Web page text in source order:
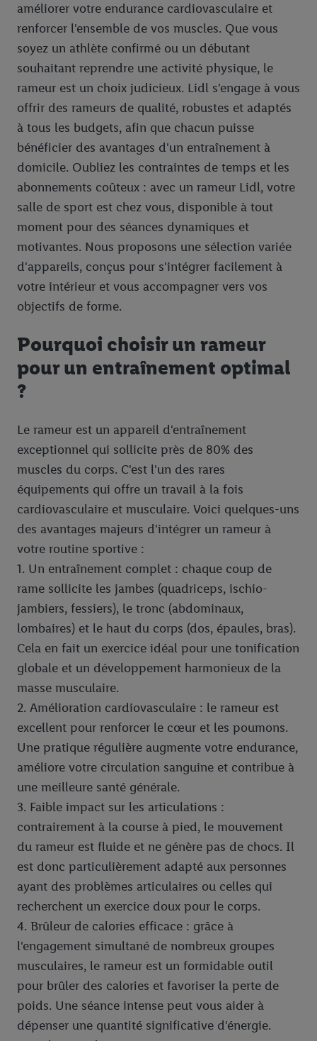
améliorer votre endurance cardiovasculaire et
renforcer l'ensemble de vos muscles. Que vous
soyez un athlète confirmé ou un débutant
souhaitant reprendre une activité physique, le
rameur est un choix judicieux. Lidl s'engage à vous
offrir des rameurs de qualité, robustes et adaptés
à tous les budgets, afin que chacun puisse
bénéficier des avantages d'un entraînement à
domicile. Oubliez les contraintes de temps et les
abonnements coûteux : avec un rameur Lidl, votre
salle de sport est chez vous, disponible à tout
moment pour des séances dynamiques et
motivantes. Nous proposons une sélection variée
d'appareils, conçus pour s'intégrer facilement à
votre intérieur et vous accompagner vers vos
objectifs de forme.
Pourquoi choisir un rameur
pour un entraînement optimal
?
Le rameur est un appareil d'entraînement
exceptionnel qui sollicite près de 80% des
muscles du corps. C'est l'un des rares
équipements qui offre un travail à la fois
cardiovasculaire et musculaire. Voici quelques-uns
des avantages majeurs d'intégrer un rameur à
votre routine sportive :
1. Un entraînement complet : chaque coup de
rame sollicite les jambes (quadriceps, ischio-
jambiers, fessiers), le tronc (abdominaux,
lombaires) et le haut du corps (dos, épaules, bras).
Cela en fait un exercice idéal pour une tonification
globale et un développement harmonieux de la
masse musculaire.
2. Amélioration cardiovasculaire : le rameur est
excellent pour renforcer le cœur et les poumons.
Une pratique régulière augmente votre endurance,
améliore votre circulation sanguine et contribue à
une meilleure santé générale.
3. Faible impact sur les articulations :
contrairement à la course à pied, le mouvement
du rameur est fluide et ne génère pas de chocs. Il
est donc particulièrement adapté aux personnes
ayant des problèmes articulaires ou celles qui
recherchent un exercice doux pour le corps.
4. Brûleur de calories efficace : grâce à
l'engagement simultané de nombreux groupes
musculaires, le rameur est un formidable outil
pour brûler des calories et favoriser la perte de
poids. Une séance intense peut vous aider à
dépenser une quantité significative d'énergie.